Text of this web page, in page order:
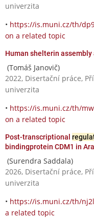
univerzita
• https://is.muni.cz/th/
on a related topic
Human shelterin
(Tomáš Janovič)
2022, Disertační práce,
univerzita
• https://is.muni.cz/th/
on a related topic
Post-transcriptional
bindingprotein CDM1 in
(Surendra Saddala)
2026, Disertační práce,
univerzita
• https://is.muni.cz/th/
a related topic